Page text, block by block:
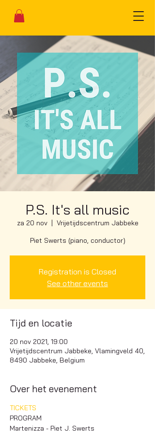
P.S. It's all music
za 20 nov
  |
Vrijetijdscentrum Jabbeke
Piet Swerts (piano, conductor)
Registration is Closed
See other events
Tijd en locatie
20 nov 2021, 19:00
Vrijetijdscentrum Jabbeke, Vlamingveld 40,
8490 Jabbeke, Belgium
Over het evenement
TICKETS
PROGRAM
Martenizza - Piet J. Swerts